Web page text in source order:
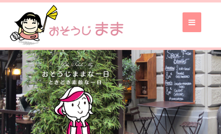
お
そ
う
じ
ま
ま
TOP
ブ